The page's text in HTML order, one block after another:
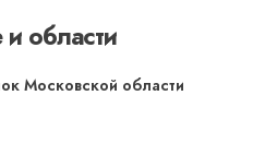
области
Московской области